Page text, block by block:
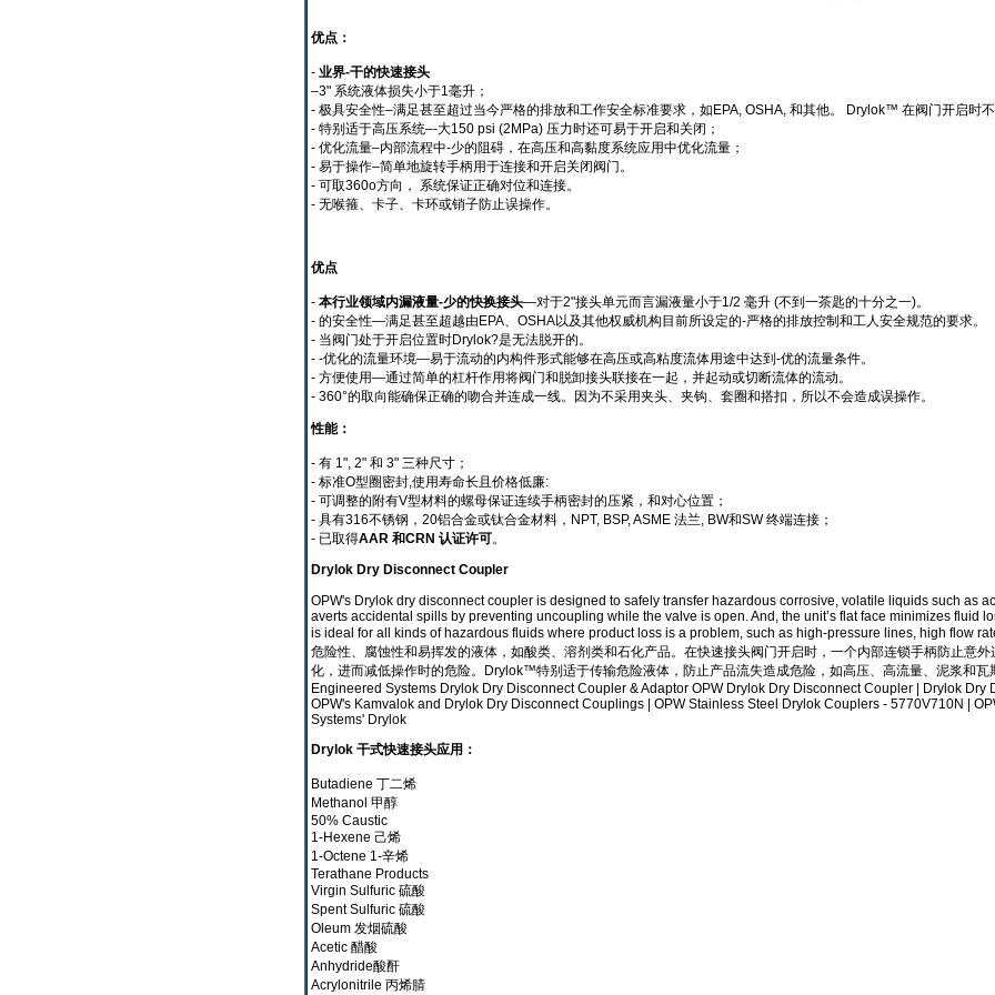
优点：
- 业界-干的快速接头
–3" 系统液体损失小于1毫升；
- 极具安全性–满足甚至超过当今严格的排放和工作安全标准要求，如EPA, OSHA, 和其他。 Drylok™ 在阀门开启时不
- 特别适于高压系统–-大150 psi (2MPa) 压力时还可易于开启和关闭；
- 优化流量–内部流程中-少的阻碍，在高压和高黏度系统应用中优化流量；
- 易于操作–简单地旋转手柄用于连接和开启关闭阀门。
- 可取360o方向， 系统保证正确对位和连接。
- 无喉箍、卡子、卡环或销子防止误操作。
优点
- 本行业领域内漏液量-少的快换接头—对于2"接头单元而言漏液量小于1/2 毫升 (不到一茶匙的十分之一)。
- 的安全性—满足甚至超越由EPA、OSHA以及其他权威机构目前所设定的-严格的排放控制和工人安全规范的要求。
- 当阀门处于开启位置时Drylok?是无法脱开的。
- -优化的流量环境—易于流动的内构件形式能够在高压或高粘度流体用途中达到-优的流量条件。
- 方便使用—通过简单的杠杆作用将阀门和脱卸接头联接在一起，并起动或切断流体的流动。
- 360°的取向能确保正确的吻合并连成一线。因为不采用夹头、夹钩、套圈和搭扣，所以不会造成误操作。
性能：
- 有 1", 2" 和 3" 三种尺寸；
- 标准O型圈密封,使用寿命长且价格低廉:
- 可调整的附有V型材料的螺母保证连续手柄密封的压紧，和对心位置；
- 具有316不锈钢，20铝合金或钛合金材料，NPT, BSP, ASME 法兰, BW和SW 终端连接；
- 已取得AAR 和CRN 认证许可。
Drylok Dry Disconnect Coupler
OPW's Drylok dry disconnect coupler is designed to safely transfer hazardous corrosive, volatile liquids such as
averts accidental spills by preventing uncoupling while the valve is open. And, the unit’s flat face minimizes fluid
is ideal for all kinds of hazardous fluids where product loss is a problem, such as high-pressure lines, high flow
危险性、腐蚀性和易挥发的液体，如酸类、溶剂类和石化产品。在快速接头阀门开启时，一个内部连锁手柄防止意
化，进而减低操作时的危险。Drylok™特别适于传输危险液体，防止产品流失造成危险，如高压、高流量、泥浆和
Engineered Systems Drylok Dry Disconnect Coupler & Adaptor OPW Drylok Dry Disconnect Coupler | Drylok
OPW's Kamvalok and Drylok Dry Disconnect Couplings | OPW Stainless Steel Drylok Couplers - 5770V710N |
Systems' Drylok
Drylok 干式快速接头应用：
Butadiene 丁二烯
Methanol 甲醇
50% Caustic
1-Hexene 己烯
1-Octene 1-辛烯
Terathane Products
Virgin Sulfuric 硫酸
Spent Sulfuric 硫酸
Oleum 发烟硫酸
Acetic 醋酸
Anhydride酸酐
Acrylonitrile 丙烯腈